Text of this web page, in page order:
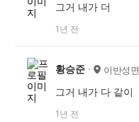
그거 내가 더
1년 전
황승준 이반성면
그거 내가 다 같이
1년 전